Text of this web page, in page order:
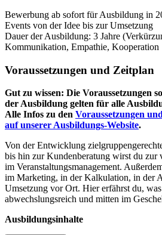
Bewerbung ab sofort für Ausbildung in
Events von der Idee bis zur Umsetzung
Dauer der Ausbildung: 3 Jahre
Kommunikation, Empathie, Kooperation
Voraussetzungen und Zeitplan
Gut zu wissen: Die Voraussetzungen
der Ausbildung gelten für alle
Alle Infos zu den Voraussetzungen
auf unserer Ausbildungs-Website.
Von der Entwicklung
bis hin zur Kundenberatung wirst du
im Veranstaltungsmanagement.
im Marketing, in der Kalkulation, in der
Umsetzung vor Ort. Hier erfährst du,
abwechslungsreich und mitten im
Ausbildungsinhalte